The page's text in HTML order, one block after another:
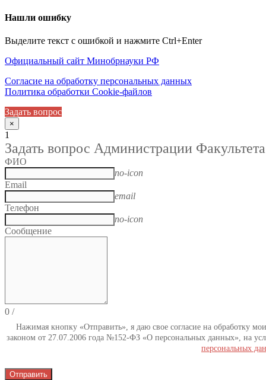
Нашли ошибку
Выделите текст с ошибкой и нажмите Ctrl+Enter
Официальный сайт Минобрнауки РФ
Согласие на обработку персональных данных
Политика обработки Cookie-файлов
Задать вопрос
×
1
Задать вопрос Администрации Факультета
ФИО
no-icon
Email
email
Телефон
no-icon
Сообщение
0 /
Нажимая кнопку «Отправить», я даю свое согласие на обработку
законом от 27.07.2006 года №152-ФЗ «О персональных данных», на
персональных
Отправить